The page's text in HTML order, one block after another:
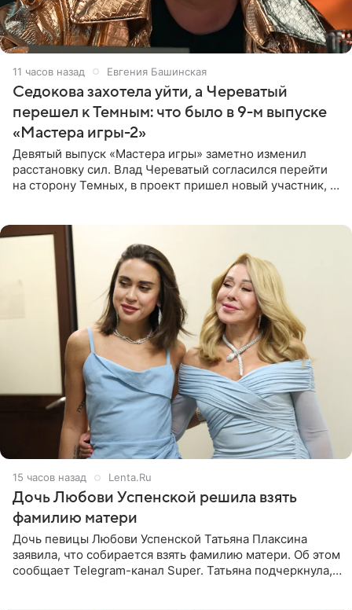
11 часов назад Евгения Башинская
Седокова захотела уйти, а Череватый
перешел к Темным: что было в 9-м выпуске
«Мастера игры-2»
Девятый выпуск «Мастера игры» заметно изменил
расстановку сил. Влад Череватый согласился перейти
на сторону Темных, в проект пришел новый участник, а
15 часов назад Lenta.Ru
Дочь Любови Успенской решила взять
фамилию матери
Дочь певицы Любови Успенской Татьяна Плаксина
заявила, что собирается взять фамилию матери. Об этом
сообщает Telegram-канал Super. Татьяна подчеркнула,